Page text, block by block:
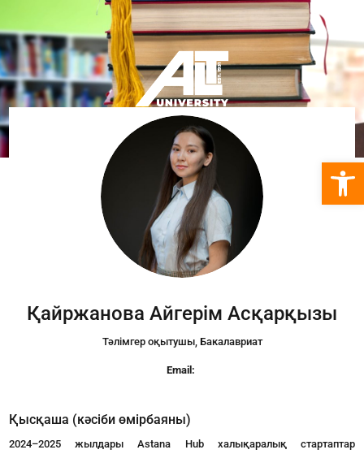
Қайржанова Айгерім Асқарқызы
Тәлімгер оқытушы, Бакалавриат
Email:
Қысқаша (кәсіби өмірбаяны)
2024–2025 жылдары Astana Hub халықаралық стартаптар